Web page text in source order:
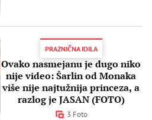
PRAZNIČNA IDILA
Ovako nasmejanu je dugo niko
nije video: Šarlin od Monaka
više nije najtužnija princeza, a
razlog je JASAN (FOTO)
3 Foto